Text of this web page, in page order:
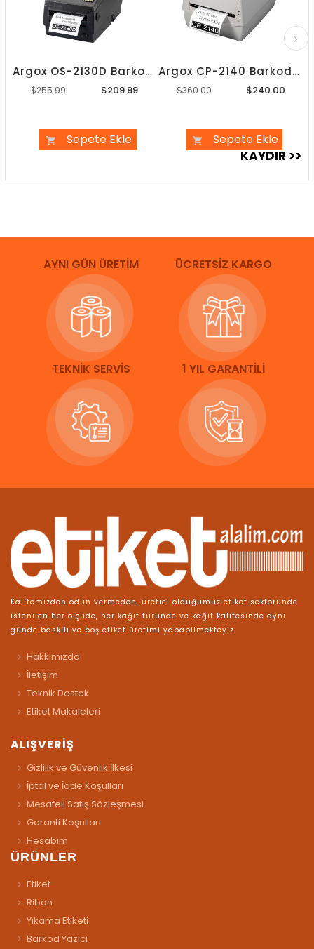
Argox OS-2130D Barkod Yazıcı
$209.99
$255.99
Sepete Ekle
Argox CP-2140 Barkod Yazıcı
$240.00
$360.00
Sepete Ekle
AYNI GÜN ÜRETİM ÜCRETSİZ KARGO
TEKNİK SERVİS 1 YIL GARANTİLİ
Kalitemizden ödün vermeden, üretici olduğumuz etiket sektöründe
istenilen her ölçüde, her kağıt türünde ve kağıt kalitesinde aynı
günde baskılı ve boş etiket üretimi yapabilmekteyiz.
Hakkımızda
İletişim
Teknik Destek
Etiket Makaleleri
ALIŞVERİŞ
Gizlilik ve Güvenlik İlkesi
İptal ve İade Koşulları
Mesafeli Satış Sözleşmesi
Garanti Koşulları
Hesabım
ÜRÜNLER
Etiket
Ribon
Yıkama Etiketi
Barkod Yazıcı